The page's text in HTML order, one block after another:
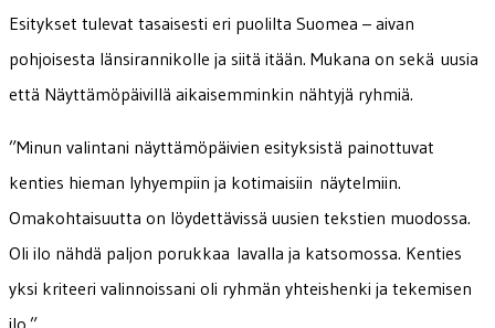
Esitykset tulevat tasaisesti eri puolilta Suomea – aivan
pohjoisesta länsirannikolle ja siitä itään. Mukana on sekä uusia
että Näyttämöpäivillä aikaisemminkin nähtyjä ryhmiä.
”Minun valintani näyttämöpäivien esityksistä painottuvat
kenties hieman lyhyempiin ja kotimaisiin näytelmiin.
Omakohtaisuutta on löydettävissä uusien tekstien muodossa.
Oli ilo nähdä paljon porukkaa lavalla ja katsomossa. Kenties
yksi kriteeri valinnoissani oli ryhmän yhteishenki ja tekemisen
ilo.”